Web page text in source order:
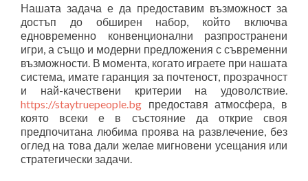
Нашата задача е да предоставим възможност за
достъп до обширен набор, който включва
едновременно конвенционални разпространени
игри, а също и модерни предложения с съвременни
възможности. В момента, когато играете при нашата
система, имате гаранция за почтеност, прозрачност
и най-качествени критерии на удоволствие.
https://staytruepeople.bg предоставя атмосфера, в
която всеки е в състояние да открие своя
предпочитана любима проява на развлечение, без
оглед на това дали желае мигновени усещания или
стратегически задачи.